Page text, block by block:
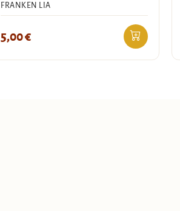
FRANKEN LIA
5,00€